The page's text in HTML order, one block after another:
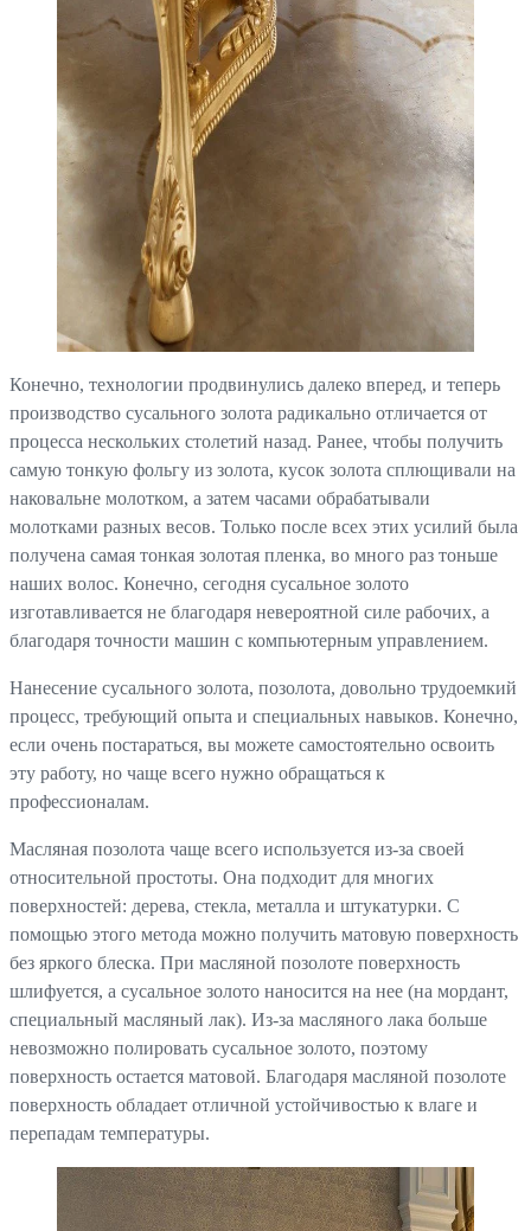
Конечно, технологии продвинулись далеко вперед, и теперь
производство сусального золота радикально отличается от
процесса нескольких столетий назад. Ранее, чтобы получить
самую тонкую фольгу из золота, кусок золота сплющивали на
наковальне молотком, а затем часами обрабатывали
молотками разных весов. Только после всех этих усилий была
получена самая тонкая золотая пленка, во много раз тоньше
наших волос. Конечно, сегодня сусальное золото
изготавливается не благодаря невероятной силе рабочих, а
благодаря точности машин с компьютерным управлением.
Нанесение сусального золота, позолота, довольно трудоемкий
процесс, требующий опыта и специальных навыков. Конечно,
если очень постараться, вы можете самостоятельно освоить
эту работу, но чаще всего нужно обращаться к
профессионалам.
Масляная позолота чаще всего используется из-за своей
относительной простоты. Она подходит для многих
поверхностей: дерева, стекла, металла и штукатурки. С
помощью этого метода можно получить матовую поверхность
без яркого блеска. При масляной позолоте поверхность
шлифуется, а сусальное золото наносится на нее (на мордант,
специальный масляный лак). Из-за масляного лака больше
невозможно полировать сусальное золото, поэтому
поверхность остается матовой. Благодаря масляной позолоте
поверхность обладает отличной устойчивостью к влаге и
перепадам температуры.